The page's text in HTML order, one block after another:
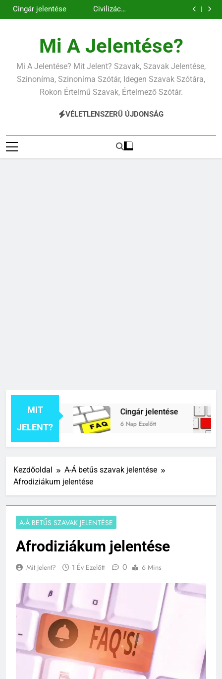
Ugrás
a
jelentése
jelentése
Cingár jelentése
Civilizáció
jelentése
Contemporary
Mi A Jelentése?
Mi A Jelentése? Mit Jelent? Szavak, Szavak Jelentése,
Szinoníma, Szinoníma Szótár, Idegen Szavak Szótára,
Rokon Értelmű Szavak, Értelmező Szótár.
VÉLETLENSZERŰ ÚJDONSÁG
MIT
JELENT?
jelentése Cingár jelentése
6 Nap Ezelőtt
Kezdőoldal
A-Á betűs szavak jelentése
Afrodiziákum jelentése
A-Á BETŰS SZAVAK JELENTÉSE
Afrodiziákum jelentése
Mit Jelent? 1 Év Ezelőtt 0 6 Mins